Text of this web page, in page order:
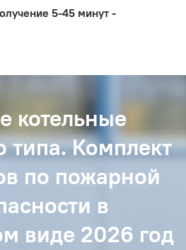
5-45 минут -
котельные
типа. Комплект
по пожарной
в
виде 2026 год